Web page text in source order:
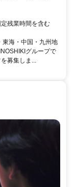
残業時間を含む
東海・中国・九州地
グループで
募集しま...